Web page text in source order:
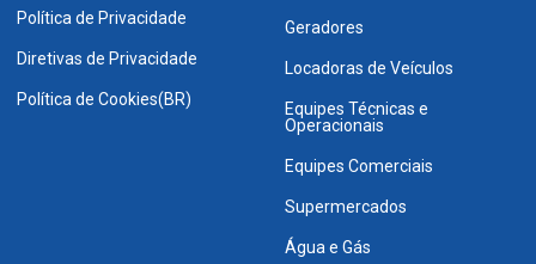
Política de Privacidade
Diretivas de Privacidade
Política de Cookies(BR)
Geradores
Locadoras de Veículos
Equipes Técnicas e
Operacionais
Equipes Comerciais
Supermercados
Água e Gás